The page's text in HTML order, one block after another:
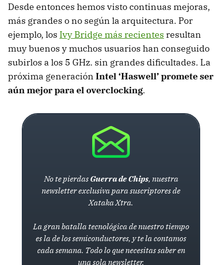
Desde entonces hemos visto continuas mejoras,
más grandes o no según la arquitectura. Por
ejemplo, los Ivy Bridge más recientes resultan
muy buenos y muchos usuarios han conseguido
subirlos a los 5 GHz. sin grandes dificultades. La
próxima generación Intel ‘Haswell’ promete ser
aún mejor para el overclocking.
No te pierdasGuerra de Chips, nuestra
newsletter exclusiva para suscriptores de
Xataka Xtra.
La gran batalla tecnológica de nuestro tiempo
es la de los semiconductores, y te la contamos
cada semana. Todo lo que necesitas saber en
una sola newsletter.